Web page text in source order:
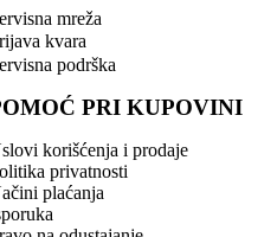
mreža
kvara
podrška
PRI KUPOVINI
korišćenja i prodaje
privatnosti
plaćanja